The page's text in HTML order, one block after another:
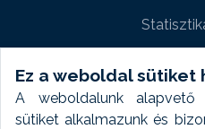
Ez a weboldal sütiket
A weboldalunk alapvető
sütiket alkalmazunk és